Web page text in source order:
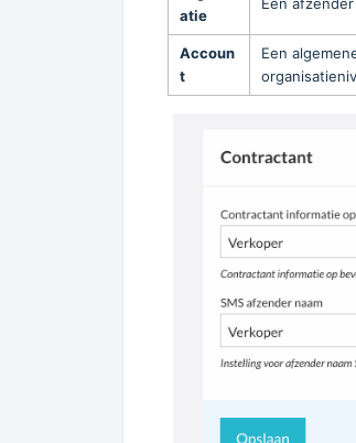
atie
Accoun
t
Een